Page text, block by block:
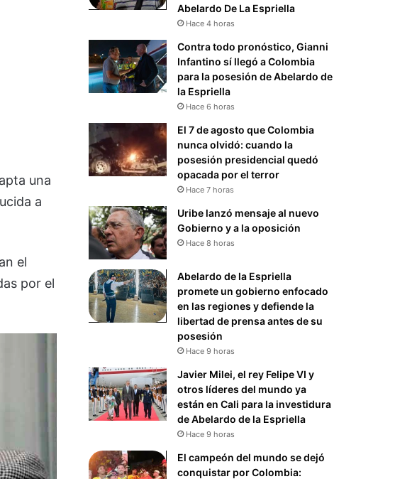
una
a
el
por el
Abelardo De La Espriella
Hace 4 horas
Contra todo pronóstico, Gianni
Infantino sí llegó a Colombia
para la posesión de Abelardo de
la Espriella
Hace 6 horas
El 7 de agosto que Colombia
nunca olvidó: cuando la
posesión presidencial quedó
opacada por el terror
Hace 7 horas
Uribe lanzó mensaje al nuevo
Gobierno y a la oposición
Hace 8 horas
Abelardo de la Espriella
promete un gobierno enfocado
en las regiones y defiende la
libertad de prensa antes de su
posesión
Hace 9 horas
Javier Milei, el rey Felipe VI y
otros líderes del mundo ya
están en Cali para la investidura
de Abelardo de la Espriella
Hace 9 horas
El campeón del mundo se dejó
conquistar por Colombia: